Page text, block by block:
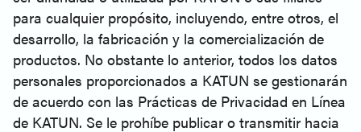
para cualquier propósito, incluyendo, entre otros, el
desarrollo, la fabricación y la comercialización de
productos. No obstante lo anterior, todos los datos
personales proporcionados a KATUN se gestionarán
de acuerdo con las Prácticas de Privacidad en Línea
de KATUN. Se le prohíbe publicar o transmitir hacia